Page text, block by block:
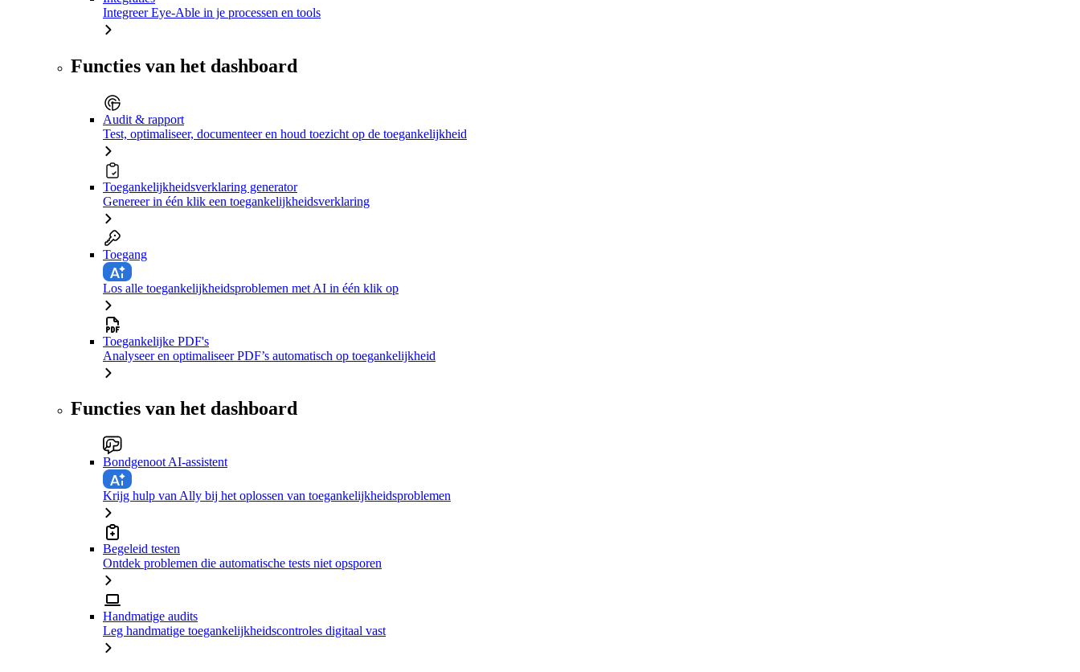
Integreer Eye-Able in je processen en tools
Functies van het dashboard
Audit & rapport
Test, optimaliseer, documenteer en houd toezicht op de toegankelijkheid
Toegankelijkheidsverklaring generator
Genereer in één klik een toegankelijkheidsverklaring
Toegang
Los alle toegankelijkheidsproblemen met AI in één klik op
Toegankelijke PDF's
Analyseer en optimaliseer PDF’s automatisch op toegankelijkheid
Functies van het dashboard
Bondgenoot AI-assistent
Krijg hulp van Ally bij het oplossen van toegankelijkheidsproblemen
Begeleid testen
Ontdek problemen die automatische tests niet opsporen
Handmatige audits
Leg handmatige toegankelijkheidscontroles digitaal vast